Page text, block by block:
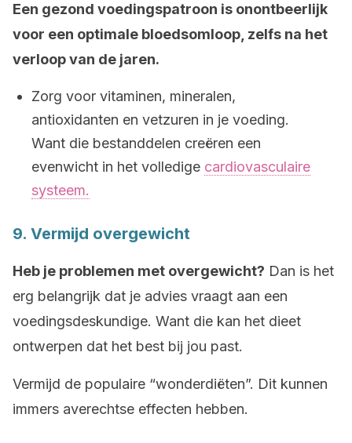
Een gezond voedingspatroon is onontbeerlijk
voor een optimale bloedsomloop, zelfs na het
verloop van de jaren.
Zorg voor vitaminen, mineralen,
antioxidanten en vetzuren in je voeding.
Want die bestanddelen creëren een
evenwicht in het volledige cardiovasculaire
systeem.
9. Vermijd overgewicht
Heb je problemen met overgewicht? Dan is het
erg belangrijk dat je advies vraagt aan een
voedingsdeskundige. Want die kan het dieet
ontwerpen dat het best bij jou past.
Vermijd de populaire “wonderdiëten”. Dit kunnen
immers averechtse effecten hebben.